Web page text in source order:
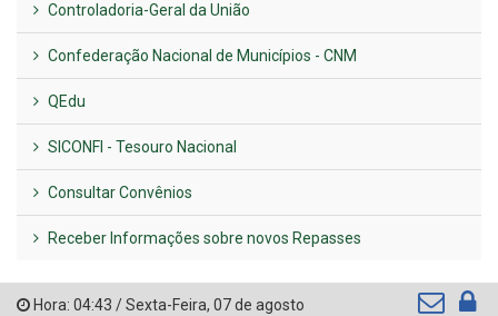
Controladoria-Geral da União
Confederação Nacional de Municípios - CNM
QEdu
SICONFI - Tesouro Nacional
Consultar Convênios
Receber Informações sobre novos Repasses
Hora: 04:43 /Sexta-Feira, 07 de agosto